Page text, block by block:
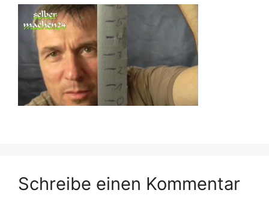
Schreibe einen Kommentar